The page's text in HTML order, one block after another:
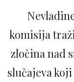
komisija
zločina nad
slučajeva